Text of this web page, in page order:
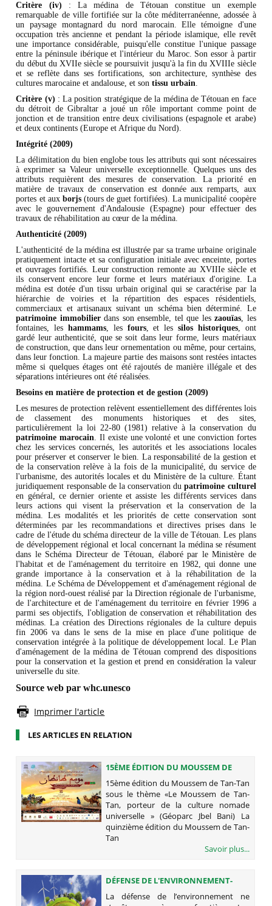
Critère (iv) : La médina de Tétouan constitue un exemple
remarquable de ville fortifiée sur la côte méditerranéenne, adossée à
un paysage montagnard du nord marocain. Elle témoigne d'une
occupation très ancienne et pendant la période islamique, elle revêt
une importance considérable, puisqu'elle constitue l'unique passage
entre la péninsule ibérique et l'intérieur du Maroc. Son essor à partir
du début du XVIIe siècle se poursuivit jusqu'à la fin du XVIIIe siècle
et se reflète dans ses fortifications, son architecture, synthèse des
cultures marocaine et andalouse, et sontissu urbain.
Critère (v) : La position stratégique de la médina de Tétouan en face
du détroit de Gibraltar a joué un rôle important comme point de
jonction et de transition entre deux civilisations (espagnole et arabe)
et deux continents (Europe et Afrique du Nord).
Intégrité (2009)
La délimitation du bien englobe tous les attributs qui sont nécessaires
à exprimer sa Valeur universelle exceptionnelle. Quelques uns des
attributs requièrent des mesures de conservation. La priorité en
matière de travaux de conservation est donnée aux remparts, aux
portes et aux borjs(tours de guet fortifiées). La municipalité coopère
avec le gouvernement d'Andalousie (Espagne) pour effectuer des
travaux de réhabilitation au cœur de la médina.
Authenticité (2009)
L'authenticité de la médina est illustrée par sa trame urbaine originale
pratiquement intacte et sa configuration initiale avec enceinte, portes
et ouvrages fortifiés. Leur construction remonte au XVIIIe siècle et
ils conservent encore leur forme et leurs matériaux d'origine. La
médina est dotée d'un tissu urbain original qui se caractérise par la
hiérarchie de voiries et la répartition des espaces résidentiels,
commerciaux et artisanaux suivant un schéma bien déterminé. Le
patrimoine immobilierdans son ensemble, tel que leszaouïas, les
fontaines, leshammams, les fours, et les silos historiques, ont
gardé leur authenticité, que se soit dans leur forme, leurs matériaux
de construction, que dans leur ornementation ou même, pour certains,
dans leur fonction. La majeure partie des maisons sont restées intactes
même si quelques étages ont été rajoutés de manière illégale et des
séparations intérieures ont été réalisées.
Besoins en matière de protection et de gestion (2009)
Les mesures de protection relèvent essentiellement des différentes lois
de classement des monuments historiques et des sites,
particulièrement la loi 22-80 (1981) relative à la conservation du
patrimoine marocain. Il existe une volonté et une conviction fortes
chez les services concernés, les autorités et les associations locales
pour préserver et conserver le bien. La responsabilité de la gestion et
de la conservation relève à la fois de la municipalité, du service de
l'urbanisme, des autorités locales et du Ministère de la culture. Étant
juridiquement responsable de la conservation dupatrimoine culturel
en général, ce dernier oriente et assiste les différents services dans
leurs actions qui visent la préservation et la conservation de la
médina. Les modalités et les priorités de cette conservation sont
déterminées par les recommandations et directives prises dans le
cadre de l'étude du schéma directeur de la ville de Tétouan. Les plans
de développement régional et local concernant la médina se résument
dans le Schéma Directeur de Tétouan, élaboré par le Ministère de
l'habitat et de l'aménagement du territoire en 1982, qui donne une
grande importance à la conservation et à la réhabilitation de la
médina. Le Schéma de Développement et d'aménagement régional de
la région nord-ouest réalisé par la Direction régionale de l'urbanisme,
de l'architecture et de l'aménagement du territoire en février 1996 a
parmi ses objectifs, l'obligation de conservation et réhabilitation des
médinas. La création des Directions régionales de la culture depuis
fin 2006 va dans le sens de la mise en place d'une politique de
conservation intégrée à la politique de développement local. Le Plan
d'aménagement de la médina de Tétouan comprend des dispositions
pour la conservation et la gestion et prend en considération la valeur
universelle du site.
Source web par whc.unesco
Imprimer l'article
LES ARTICLES EN RELATION
15ÈME ÉDITION DU MOUSSEM DE
TAN-TAN SOUS LE THÈME «LE
MOUSSEM DE TAN-TAN, PORTEUR DE
LA CULTURE NOMADE UNIVERSELLE
» (GÉOPARC JBEL BANI)
15ème édition du Moussem de Tan-Tan
sous le thème «Le Moussem de Tan-
Tan, porteur de la culture nomade
universelle » (Géoparc Jbel Bani) La
quinzième édition du Moussem de Tan-
Tan
Savoir plus...
DÉFENSE DE L'ENVIRONNEMENT-
PARTENAIRES - DURABILITÉ
La défense de l’environnement ne